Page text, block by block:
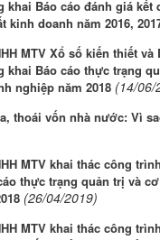
khai Báo cáo đánh giá kết
kinh doanh năm 2016,
MTV Xổ số kiến thiết
khai Báo cáo thực trạng
nghiệp năm 2018 (14/06/
thoái vốn nhà nước: Vì
MTV khai thác công
thực trạng quản trị và
(26/04/2019)
MTV khai thác công